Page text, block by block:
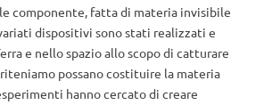
componente, fatta di materia invisibile
dispositivi sono stati realizzati e
e nello spazio allo scopo di catturare
possano costituire la materia
hanno cercato di creare